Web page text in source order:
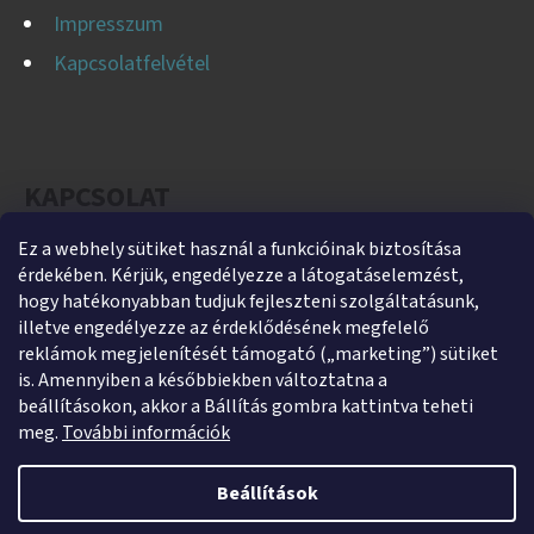
Ez a webhely sütiket használ a funkcióinak biztosítása
érdekében. Kérjük, engedélyezze a látogatáselemzést,
hogy hatékonyabban tudjuk fejleszteni szolgáltatásunk,
illetve engedélyezze az érdeklődésének megfelelő
reklámok megjelenítését támogató („marketing”) sütiket
is. Amennyiben a későbbiekben változtatna a
beállításokon, akkor a Bállítás gombra kattintva teheti
meg. További információk
Beállítások
Impresszum
Kapcsolatfelvétel
helti@helti.hu
+3679450894
+36305454854
https://www.facebook.com/heltikft
helti_kft
Shoptet készítette